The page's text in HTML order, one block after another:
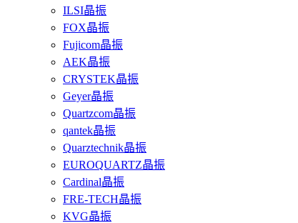
ILSI晶振
FOX晶振
Fujicom晶振
AEK晶振
CRYSTEK晶振
Geyer晶振
Quartzcom晶振
qantek晶振
Quarztechnik晶振
EUROQUARTZ晶振
Cardinal晶振
FRE-TECH晶振
KVG晶振